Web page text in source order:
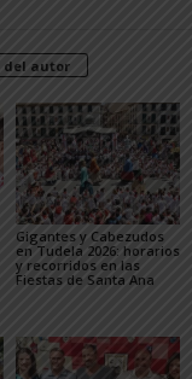
del autor
Gigantes y Cabezudos
en Tudela 2026: horarios
y recorridos en las
Fiestas de Santa Ana